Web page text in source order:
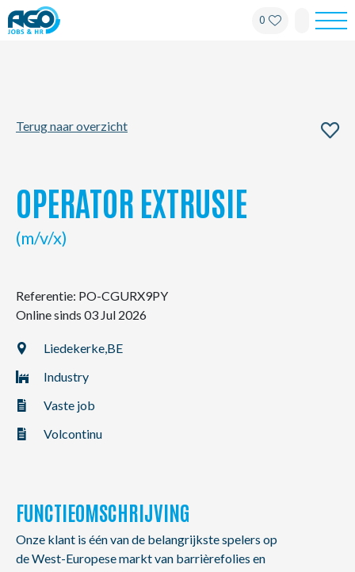
0
Contact
NL FR EN
Terug naar overzicht
OPERATOR EXTRUSIE
(m/v/x)
Referentie: PO-CGURX9PY
Online sinds 03 Jul 2026
Liedekerke,BE
Industry
Vaste job
Volcontinu
FUNCTIEOMSCHRIJVING
Onze klant is één van de belangrijkste spelers op
de West-Europese markt van barrièrefolies en